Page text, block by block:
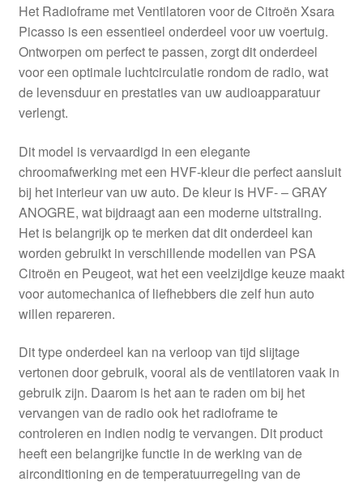
Het Radioframe met Ventilatoren voor de Citroën Xsara
Picasso is een essentieel onderdeel voor uw voertuig.
Ontworpen om perfect te passen, zorgt dit onderdeel
voor een optimale luchtcirculatie rondom de radio, wat
de levensduur en prestaties van uw audioapparatuur
verlengt.
Dit model is vervaardigd in een elegante
chroomafwerking met een HVF-kleur die perfect aansluit
bij het interieur van uw auto. De kleur is HVF- – GRAY
ANOGRE, wat bijdraagt aan een moderne uitstraling.
Het is belangrijk op te merken dat dit onderdeel kan
worden gebruikt in verschillende modellen van PSA
Citroën en Peugeot, wat het een veelzijdige keuze maakt
voor automechanica of liefhebbers die zelf hun auto
willen repareren.
Dit type onderdeel kan na verloop van tijd slijtage
vertonen door gebruik, vooral als de ventilatoren vaak in
gebruik zijn. Daarom is het aan te raden om bij het
vervangen van de radio ook het radioframe te
controleren en indien nodig te vervangen. Dit product
heeft een belangrijke functie in de werking van de
airconditioning en de temperatuurregeling van de